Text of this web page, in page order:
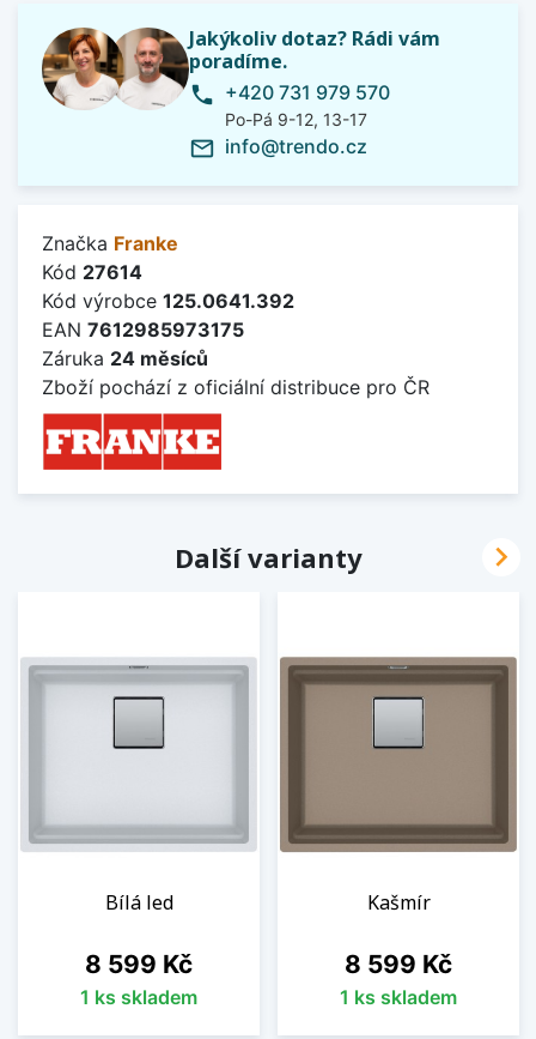
Jakýkoliv dotaz? Rádi vám
poradíme.
phone +420 731 979 570
Po-Pá 9-12, 13-17
mail_outline info@trendo.cz
Značka Franke
Kód 27614
Kód výrobce 125.0641.392
EAN 7612985973175
Záruka 24 měsíců
Zboží pochází z oficiální distribuce pro ČR
Další varianty
Bílá led
Cena
8 599 Kč
1 ks skladem
Kašmír
Cena
8 599 Kč
1 ks skladem
